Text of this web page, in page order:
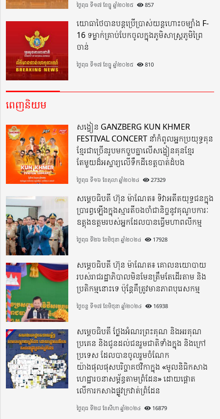
ថ្ងៃពុធ ទី១៧ ខែធ្នូ ឆ្នាំ២០២៥ 857
យោធាថៃបានបន្តប្រើប្រាស់យន្តហោះចម្បាំង F-
16 ទម្លាក់គ្រាប់បែកចូលក្នុងភូមិសាស្ត្រភូមិព្រៃ
ចាន់
ថ្ងៃពុធ ទី១៧ ខែធ្នូ ឆ្នាំ២០២៥ 810
ពេញនិយម
សង្វៀន GANZBERG KUN KHMER
FESTIVAL CONCERT នាំកំពូលអ្នកប្រយុទ្ធគុន
ខ្មែរជាច្រើនរូបមកចួបគ្នាលើសង្វៀនគុនខ្មែរ
តែមួយដ៏អស្ចារ្យលើទឹកដីខេត្តបាត់ដំបង
ថ្ងៃពុធ ទី១៦ ខែតុលា ឆ្នាំ២០២៤ 27329
សម្តេចធិបតី ហ៊ុន ម៉ាណែត៖ ទិវាអតីតយុទ្ធជនក្នុង
ប្រារព្ធឡើងក្នុងស្មារតីចងចាំជានិច្ចនូវគុណូបការៈ
ឧត្តុងឧត្តមរបស់អ្នកដែលបានធ្វើមហាពលីកម្ម
ថ្ងៃពុធ ទី២៦ ខែមិថុនា ឆ្នាំ២០២៤ 17928
សម្តេចធិបតី ហ៊ុន ម៉ាណែត៖ គោលនយោបាយ
របស់រាជរដ្ឋាភិបាលមិនមែនត្រឹមតែដើរតាម និង
ប្រតិកម្មនោះទេ ប៉ុន្តែគឺត្រូវមានភាពបុរេសកម្ម
ថ្ងៃចន្ទ ទី១៧ ខែមិថុនា ឆ្នាំ២០២៤ 16938
សម្តេចធិបតី ថ្លែងអំណរព្រះគុណ និងអរគុណ
ប្រគេន និងជូនដល់ជនរួមជាតិទាំងក្នុង​ និងក្រៅ
ប្រទេស​ ដែលបានចូលរួមចំណែក
យ៉ាងផុលផុសបរិច្ចាគថវិកាក្នុង «មូលនិធិកសាង
ហេដ្ឋារចនាសម្ព័ន្ធតាមព្រំដែន» ដោយផ្ដោត
លើការកសាងផ្លូវក្រវាត់ព្រំដែន
ថ្ងៃពុធ ទី២៨ ខែសីហា ឆ្នាំ២០២៤ 16879